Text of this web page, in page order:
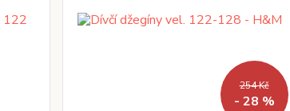
254 Kč
- 28 %